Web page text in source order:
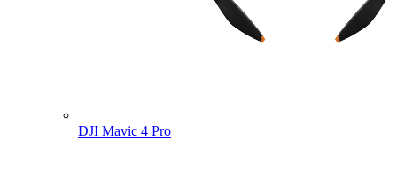
DJI Mavic 4 Pro